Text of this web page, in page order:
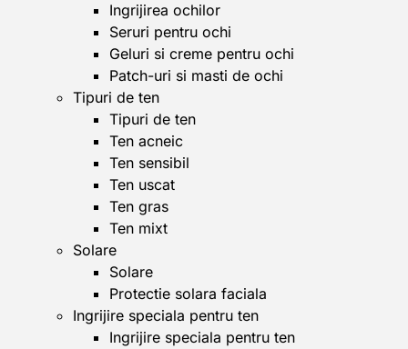
Ingrijirea ochilor
Seruri pentru ochi
Geluri si creme pentru ochi
Patch-uri si masti de ochi
Tipuri de ten
Tipuri de ten
Ten acneic
Ten sensibil
Ten uscat
Ten gras
Ten mixt
Solare
Solare
Protectie solara faciala
Ingrijire speciala pentru ten
Ingrijire speciala pentru ten